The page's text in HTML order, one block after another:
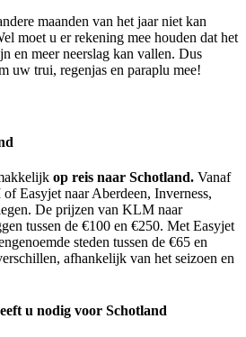
maanden van het jaar niet kan
moet u er rekening mee houden dat het
en meer neerslag kan vallen. Dus
uw trui, regenjas en paraplu mee!
op reis naar Schotland. Vanaf
Easyjet naar Aberdeen, Inverness,
De prijzen van KLM naar
tussen de €100 en €250. Met Easyjet
steden tussen de €65 en
afhankelijk van het seizoen en
u nodig voor Schotland